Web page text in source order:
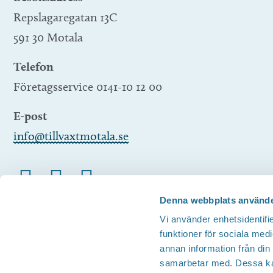
Denna webbplats
Vi använder
funktioner för sociala
annan information från
samarbetar med. Dessa
Repslagaregatan 13C
591 30 Motala
Telefon
Företagsservice 0141-10 12 00
E-post
info@tillvaxtmotala.se